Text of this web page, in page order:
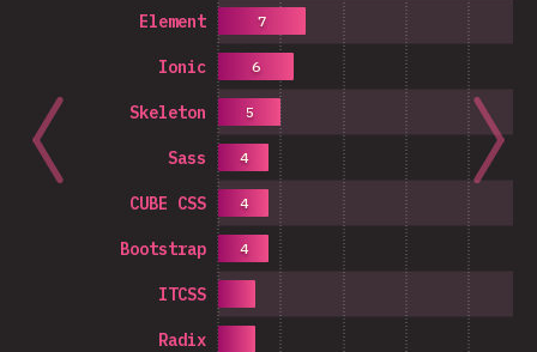
Radix
ITCSS
Bootstrap
CUBE CSS
Sass
Skeleton
Ionic
Element
4
4
4
5
6
7